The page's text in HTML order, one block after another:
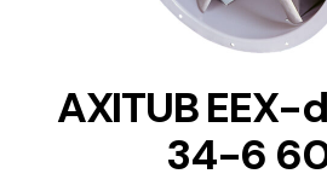
AXITUB
34-6